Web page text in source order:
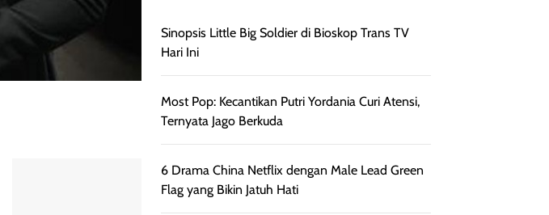
Sinopsis Little Big Soldier di Bioskop Trans TV
Hari Ini
Most Pop: Kecantikan Putri Yordania Curi Atensi,
Ternyata Jago Berkuda
6 Drama China Netflix dengan Male Lead Green
Flag yang Bikin Jatuh Hati